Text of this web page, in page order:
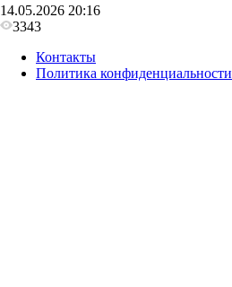
14.05.2026 20:16
3343
Контакты
Политика конфиденциальности